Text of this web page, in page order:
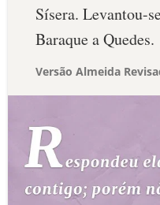
Sísera. Levantou-
Baraque a Quedes.
Versão Almeida